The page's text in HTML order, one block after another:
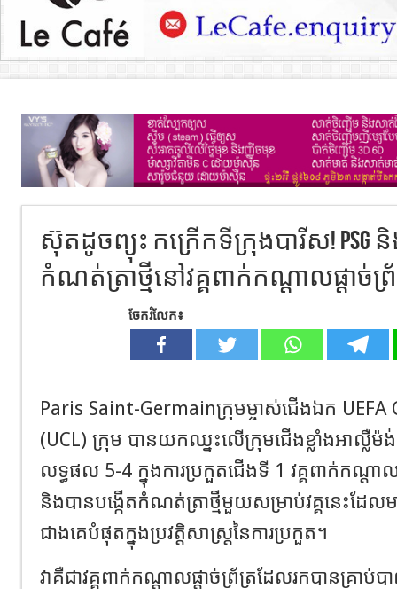
ស៊ុតដូចព្យុះ កក្រើកទីក្រុងបារីស! PSG
កំណត់ត្រាថ្មីនៅវគ្គពាក់កណ្តាលផ្តាច់ព្រ័ត្
ចែករំលែក៖
Paris Saint-Germainក្រុមម្ចាស់ជើងឯក
(UCL) ក្រុម បានយកឈ្នះលើក្រុមជើងខ្លាំងអាល្លឺម៉
លទ្ធផល 5-4 ក្នុងការប្រកួតជើងទី 1 វគ្គពាក់កណ្តា
និងបានបង្កើតកំណត់ត្រាថ្មីមួយសម្រាប់វគ្គនេះដែ
ជាងគេបំផុតក្នុងប្រវត្តិសាស្ត្រនៃការប្រកួត។
វាគឺជាវគ្គពាក់កណ្តាលផ្តាច់ព្រ័ត្រដែលរកបានគ្រា